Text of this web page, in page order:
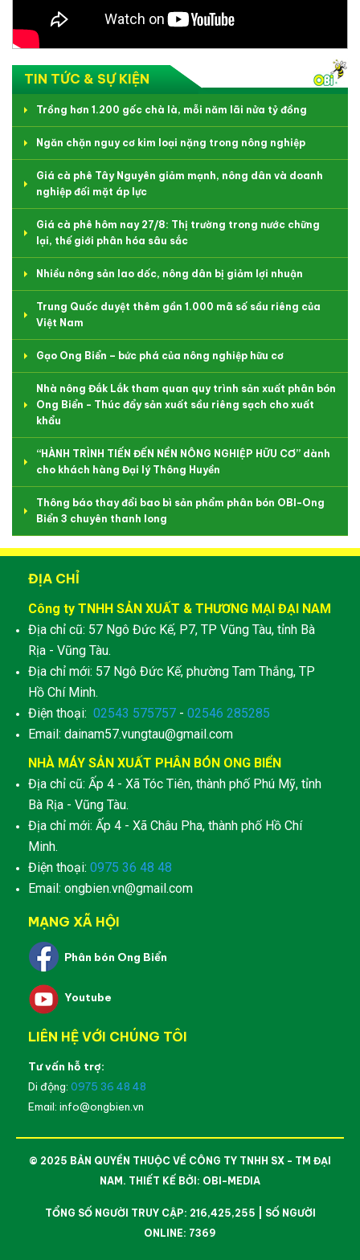
TIN TỨC & SỰ KIỆN
Trồng hơn 1.200 gốc chà là, mỗi năm lãi nửa tỷ đồng
Ngăn chặn nguy cơ kim loại nặng trong nông nghiệp
Giá cà phê Tây Nguyên giảm mạnh, nông dân và doanh
nghiệp đối mặt áp lực
Giá cà phê hôm nay 27/8: Thị trường trong nước chững
lại, thế giới phân hóa sâu sắc
Nhiều nông sản lao dốc, nông dân bị giảm lợi nhuận
Trung Quốc duyệt thêm gần 1.000 mã số sầu riêng của
Việt Nam
Gạo Ong Biển – bức phá của nông nghiệp hữu cơ
Nhà nông Đắk Lắk tham quan quy trình sản xuất phân bón
Ong Biển - Thúc đẩy sản xuất sầu riêng sạch cho xuất
khẩu
“HÀNH TRÌNH TIẾN ĐẾN NỀN NÔNG NGHIỆP HỮU CƠ” dành
cho khách hàng Đại lý Thông Huyền
Thông báo thay đổi bao bì sản phẩm phân bón OBI-Ong
Biển 3 chuyên thanh long
ĐỊA CHỈ
Công ty TNHH SẢN XUẤT & THƯƠNG MẠI ĐẠI NAM
Địa chỉ cũ: 57 Ngô Đức Kế, P7, TP Vũng Tàu, tỉnh Bà
Rịa - Vũng Tàu.
Địa chỉ mới: 57 Ngô Đức Kế, phường Tam Thắng, TP
Hồ Chí Minh.
Điện thoại: 02543 575757 - 02546 285285
Email: dainam57.vungtau@gmail.com
NHÀ MÁY SẢN XUẤT PHÂN BÓN ONG BIỂN
Địa chỉ cũ: Ấp 4 - Xã Tóc Tiên, thành phố Phú Mỹ, tỉnh
Bà Rịa - Vũng Tàu.
Địa chỉ mới: Ấp 4 - Xã Châu Pha, thành phố Hồ Chí
Minh.
Điện thoại: 0975 36 48 48
Email: ongbien.vn@gmail.com
MẠNG XÃ HỘI
Phân bón Ong Biển
Youtube
LIÊN HỆ VỚI CHÚNG TÔI
Tư vấn hỗ trợ:
Di động: 0975 36 48 48
Email: info@ongbien.vn
© 2025 BẢN QUYỀN THUỘC VỀ CÔNG TY TNHH SX - TM ĐẠI
NAM. THIẾT KẾ BỞI: OBI-MEDIA
TỔNG SỐ NGƯỜI TRUY CẬP: 216,425,255 | SỐ NGƯỜI
ONLINE: 7369